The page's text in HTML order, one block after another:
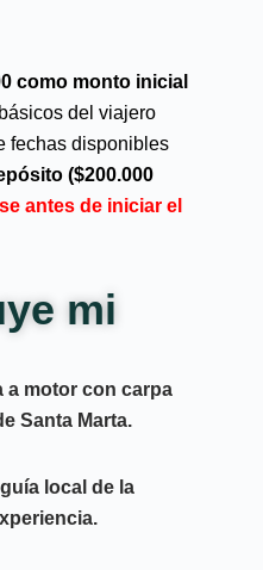
como monto inicial
del viajero
fechas disponibles
($200.000
antes de iniciar el
mi
a motor con carpa
Santa Marta.
local de la